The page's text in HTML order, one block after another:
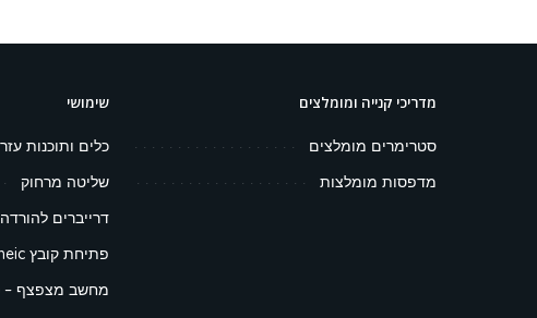
מדריכי קנייה ומומלצים
סטרימרים מומלצים
מדפסות מומלצות
שימושי
כלים ותוכנות
שליטה מרחוק
דרייברים להורדה
פתיחת קובץ heic
מחשב מצפצף –